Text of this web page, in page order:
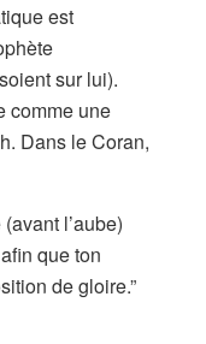
est
sur lui).
comme une
Dans le Coran,
l’aube)
que ton
de gloire.”